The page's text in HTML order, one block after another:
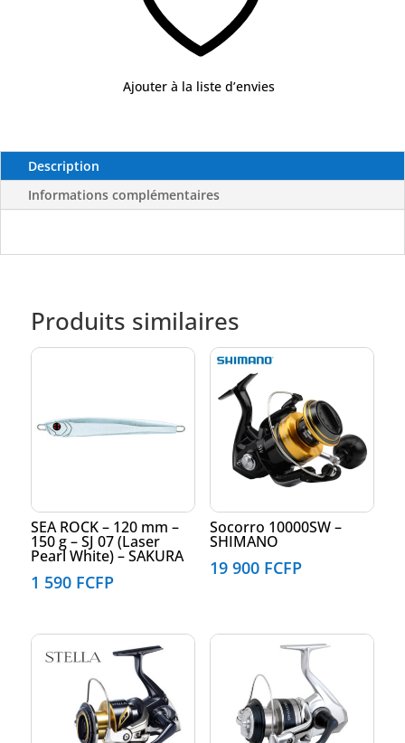
Ajouter à la liste d’envies
Description
Informations complémentaires
Produits similaires
SEA ROCK – 120 mm –
150 g – SJ 07 (Laser
Pearl White) – SAKURA
1 590 FCFP
Socorro 10000SW –
SHIMANO
19 900 FCFP